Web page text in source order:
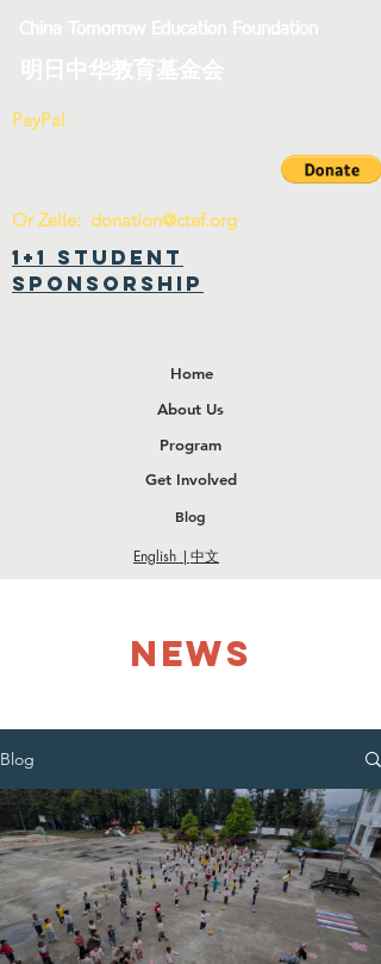
PayPal
Or Zelle: donation@ctef.org
1+1 Student
Sponsorship
Home
About Us
Program
Get Involved
Blog
English | 中文
NEWS
Blog